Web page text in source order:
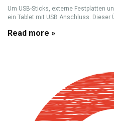
Um USB-Sticks, externe Festplatten
ein Tablet mit USB Anschluss. Dieser
Read more »